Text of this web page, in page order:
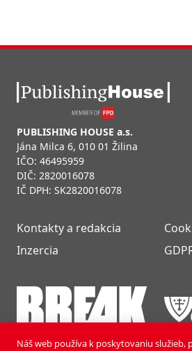
PUBLISHING HOUSE a.s.
Jána Milca 6, 010 01 Žilina
IČO: 46495959
DIČ: 2820016078
IČ DPH: SK2820016078
Kontakty a redakcia
Inzercia
Náš web používa k poskytovaniu služieb,